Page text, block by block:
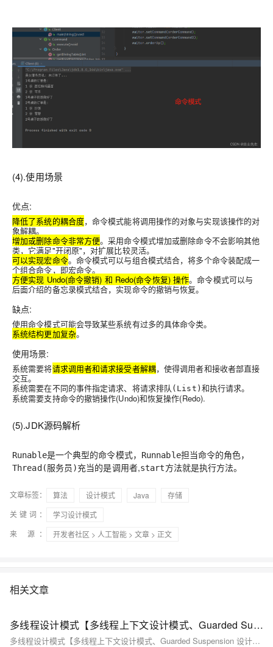
(4).使用场景
优点:
降低了系统的耦合度，命令模式能将调用操作的对象与实现该操作的对
象解耦。
增加或删除命令非常方便。采用命令模式增加或删除命令不会影响其他
类，它满足"开闭原"，对扩展比较灵活。
可以实现宏命令。命令模式可以与组合模式结合，将多个命令装配成一
个组合命令，即宏命令。
方便实现 Undo(命令撤销) 和 Redo(命令恢复) 操作。命令模式可以与
后面介绍的备忘录模式结合，实现命令的撤销与恢复。
缺点:
使用命令模式可能会导致某些系统有过多的具体命令类。
系统结构更加复杂。
使用场景:
系统需要将请求调用者和请求接受者解耦，使得调用者和接收者部直接
交互。
系统需要在不同的事件指定请求、将请求排队(List) 和执行请求。
系统需要支持命令的撤销操作(Undo)和恢复操作(Redo).
(5).JDK源码解析
Runable是一个典型的命令模式， Runnable担当命令的角色，
Thread(服务员)充当的是调用者,start方法就是执行方法。
文章标签： 算法 设计模式 Java
存储
关键词：
学习设计模式
来 源：
开发者社区 > 人工智能 > 文章 > 正文
相关文章
多线程设计模式【多线程上下文设计模式、Guarded Suspension 设计模式、 Latch 设计模式】(二)-全面详解（学习总结---从入门到深化）
多线程设计模式【多线程上下文设计模式、Guarded Suspension 设计模式、 Latch 设计模式】(二)-全面详解（学习总结---从入门到深化）